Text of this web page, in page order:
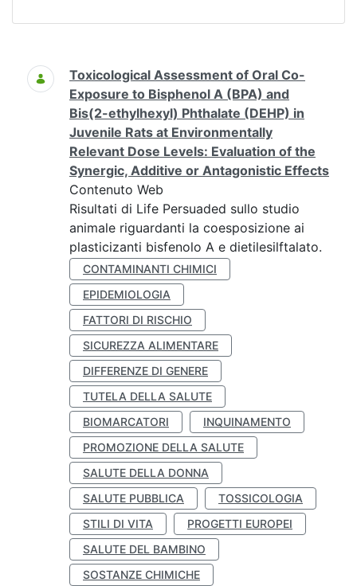
Ricerca
Toxicological Assessment of Oral Co-
Exposure to Bisphenol A (BPA) and
Bis(2-ethylhexyl) Phthalate (DEHP) in
Juvenile Rats at Environmentally
Relevant Dose Levels: Evaluation of the
Synergic, Additive or Antagonistic Effects
Contenuto Web
Risultati di Life Persuaded sullo studio
animale riguardanti la coesposizione ai
plasticizanti bisfenolo A e dietilesilftalato.
CONTAMINANTI CHIMICI
EPIDEMIOLOGIA
FATTORI DI RISCHIO
SICUREZZA ALIMENTARE
DIFFERENZE DI GENERE
TUTELA DELLA SALUTE
BIOMARCATORI
INQUINAMENTO
PROMOZIONE DELLA SALUTE
SALUTE DELLA DONNA
SALUTE PUBBLICA
TOSSICOLOGIA
STILI DI VITA
PROGETTI EUROPEI
SALUTE DEL BAMBINO
SOSTANZE CHIMICHE